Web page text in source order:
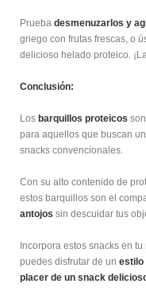
Prueba desmenuzarlos y
griego con frutas frescas, o
delicioso helado proteico.
Conclusión:
Los barquillos proteicos
para aquellos que buscan
snacks convencionales.
Con su alto contenido de
estos barquillos son el
antojos sin descuidar tus
Incorpora estos snacks en
puedes disfrutar de un estilo
placer de un snack